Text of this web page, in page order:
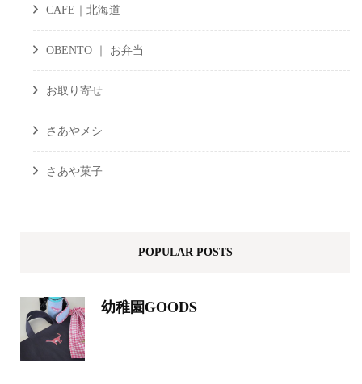
CAFE｜北海道
OBENTO ｜ お弁当
お取り寄せ
さあやメシ
さあや菓子
POPULAR POSTS
幼稚園GOODS